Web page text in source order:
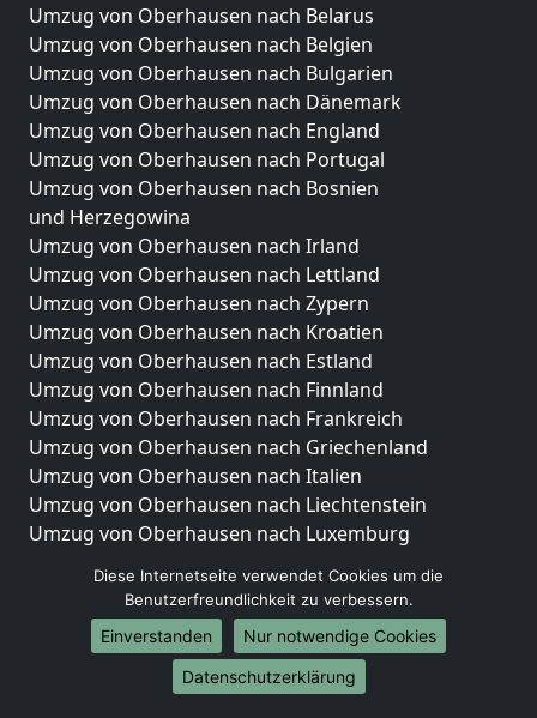
Umzug von Oberhausen nach Belarus
Umzug von Oberhausen nach Belgien
Umzug von Oberhausen nach Bulgarien
Umzug von Oberhausen nach Dänemark
Umzug von Oberhausen nach England
Umzug von Oberhausen nach Portugal
Umzug von Oberhausen nach Bosnien
und Herzegowina
Umzug von Oberhausen nach Irland
Umzug von Oberhausen nach Lettland
Umzug von Oberhausen nach Zypern
Umzug von Oberhausen nach Kroatien
Umzug von Oberhausen nach Estland
Umzug von Oberhausen nach Finnland
Umzug von Oberhausen nach Frankreich
Umzug von Oberhausen nach Griechenland
Umzug von Oberhausen nach Italien
Umzug von Oberhausen nach Liechtenstein
Umzug von Oberhausen nach Luxemburg
Umzug von Oberhausen nach Norwegen
Umzüge-Deutschlandweit
Umzug von Oberhausen nach Berlin
Diese Internetseite verwendet Cookies um die
Benutzerfreundlichkeit zu verbessern.
Einverstanden
Nur notwendige Cookies
Datenschutzerklärung